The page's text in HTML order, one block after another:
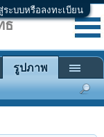
ระบบหรือลงทะเบียน
ธ
รูปภาพ